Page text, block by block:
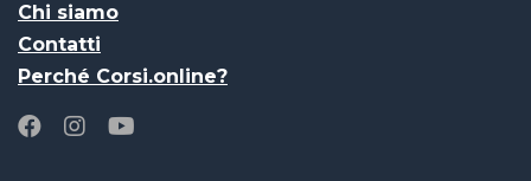
Chi siamo
Contatti
Perché Corsi.online?